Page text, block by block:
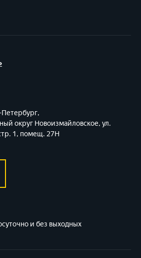
Петербург,
округ Новоизмайловское, ул.
1, помещ. 27Н
и без выходных